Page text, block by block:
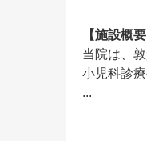
【施設概要
当院は、
小児科診
...